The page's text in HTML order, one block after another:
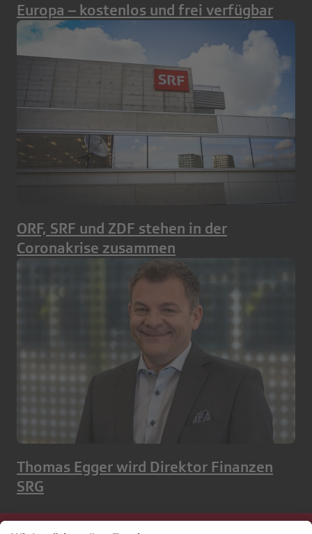
Europa – kostenlos und frei verfügbar
ORF, SRF und ZDF stehen in der
Coronakrise zusammen
Thomas Egger wird Direktor Finanzen
SRG